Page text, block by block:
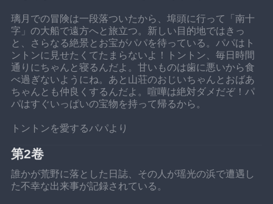
璃月での冒険は一段落ついたから、埠頭に行って「南十
字」の大船で遠方へと旅立つ。新しい目的地ではきっ
と、さらなる絶景とお宝がパパを待っている。パパはト
ントンに見せたくてたまらないよ！トントン、毎日時間
通りにちゃんと寝るんだよ。甘いものは歯に悪いから食
べ過ぎないようにね。あと山荘のおじいちゃんとおばあ
ちゃんとも仲良くするんだよ。喧嘩は絶対ダメだぞ！パ
パはすぐいっぱいの宝物を持って帰るから。
トントンを愛するパパより
第2卷
誰かが荒野に落とした日誌、その人が瑶光の浜で遭遇し
た不幸な出来事が記録されている。